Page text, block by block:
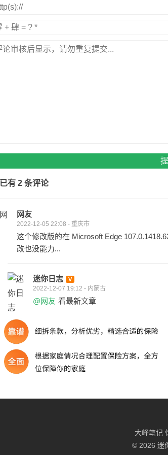
已有 2 条评论
网友
2022-12-05 22:08 - 重庆市
这个修改版的在 Microsoft Edge
改也没能力...
迷你日志
2022-12-07 19:12 - 内蒙古
@网友 看最新文章
大峰笔记
© 2026 迷